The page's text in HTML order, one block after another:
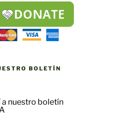
BOLETÍN
nuestro boletín